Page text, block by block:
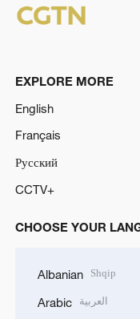
EXPLORE MORE
English
Français
Русский
CCTV+
CHOOSE YOUR
Albanian Shqip
Arabic العربية